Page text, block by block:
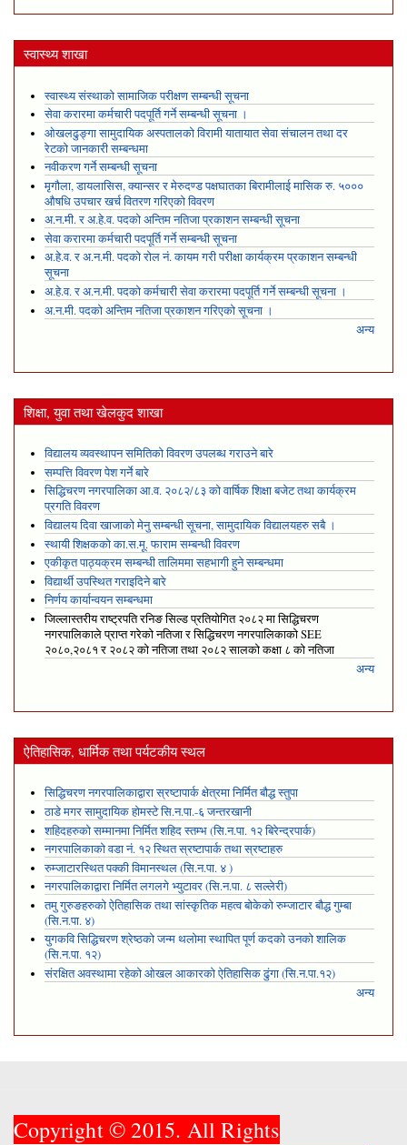
स्वास्थ्य शाखा
स्वास्थ्य संस्थाको सामाजिक परीक्षण सम्बन्धी सूचना
सेवा करारमा कर्मचारी पदपूर्ति गर्ने सम्बन्धी सूचना ।
ओखलढुङ्गा सामुदायिक अस्पतालको विरामी यातायात सेवा संचालन तथा दर
रेटको जानकारी सम्बन्धमा
नवीकरण गर्ने सम्बन्धी सूचना
मृगौला, डायलासिस, क्यान्सर र मेरुदण्ड पक्षघातका बिरामीलाई मासिक रु. ५०००
औषधि उपचार खर्च वितरण गरिएको विवरण
अ.न.मी. र अ.हे.व. पदको अन्तिम नतिजा प्रकाशन सम्बन्धी सूचना
सेवा करारमा कर्मचारी पदपूर्ति गर्ने सम्बन्धी सूचना
अ.हे.व. र अ.न.मी. पदको रोल नं. कायम गरी परीक्षा कार्यक्रम प्रकाशन सम्बन्धी
सूचना
अ.हे.व. र अ.न.मी. पदको कर्मचारी सेवा करारमा पदपूर्ति गर्ने सम्बन्धी सूचना ।
अ.न.मी. पदको अन्तिम नतिजा प्रकाशन गरिएको सूचना ।
अन्य
शिक्षा, युवा तथा खेलकुद शाखा
विद्यालय व्यवस्थापन समितिको विवरण उपलब्ध गराउने बारे
सम्पत्ति विवरण पेश गर्ने बारे
सिद्धिचरण नगरपालिका आ.व. २०८२/८३ को वार्षिक शिक्षा बजेट तथा कार्यक्रम
प्रगति विवरण
विद्यालय दिवा खाजाको मेनु सम्बन्धी सूचना, सामुदायिक विद्यालयहरु सबै ।
स्थायी शिक्षकको का.स.मू. फाराम सम्बन्धी विवरण
एकीकृत पाठ्यक्रम सम्बन्धी तालिममा सहभागी हुने सम्बन्धमा
विद्यार्थी उपस्थित गराइदिने बारे
निर्णय कार्यान्वयन सम्बन्धमा
जिल्लास्तरीय राष्ट्रपति रनिङ सिल्ड प्रतियोगित २०८२ मा सिद्धिचरण
नगरपालिकाले प्राप्त गरेकाे नतिजा र सिद्धिचरण नगरपालिकाको SEE
२०८०,२०८१ र २०८२ को नतिजा तथा २०८२ सालको कक्षा ८ को नतिजा
अन्य
ऐतिहासिक, धार्मिक तथा पर्यटकीय स्थल
सिद्धिचरण नगरपालिकाद्वारा स्रष्टापार्क क्षेत्रमा निर्मित बौद्ध स्तुपा
ठाडे मगर सामुदायिक होमस्टे सि.न.पा.-६ जन्तरखानी
शहिदहरुको सम्मानमा निर्मित शहिद स्तम्भ (सि.न.पा. १२ बिरेन्द्रपार्क)
नगरपालिकाको वडा नं. १२ स्थित स्रष्टापार्क तथा स्रष्टाहरु
रुम्जाटारस्थित पक्की विमानस्थल (सि.न.पा. ४ )
नगरपालिकाद्वारा निर्मित लगलगे भ्युटावर (सि.न.पा. ८ सल्लेरी)
तमु गुरुङहरुको ऐतिहासिक तथा सांस्कृतिक महत्व बोकेको रुम्जाटार बौद्ध गुम्बा
(सि.न.पा. ४)
युगकवि सिद्धिचरण श्रेष्ठको जन्म थलोमा स्थापित पूर्ण कदको उनको शालिक
(सि.न.पा. १२)
संरक्षित अवस्थामा रहेको ओखल आकारको ऐतिहासिक ढुंगा (सि.न.पा.१२)
अन्य
Copyright © 2015. All Rights